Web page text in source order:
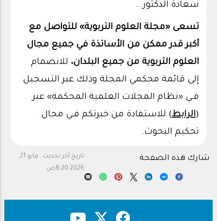
سعادة الدكتور...
تسعى «مجلة العلوم التربوية» للتواصل مع
أكبر قدر ممكن من الأساتذة في جميع مجال
العلوم التربوية من جميع البلدان، للانضمام
إلى قائمة محكمي المجلة وذلك عبر التسجيل
فـي «نظام المجلات العلمية المحكمة» عبر
(الرابط) للاستفادة من خبرتكم فـي مجال
تحكيم البحوث.
تاريخ آخر تحديث :
مايو 21,
2026 8:20ص
شارك هذه الصفحة